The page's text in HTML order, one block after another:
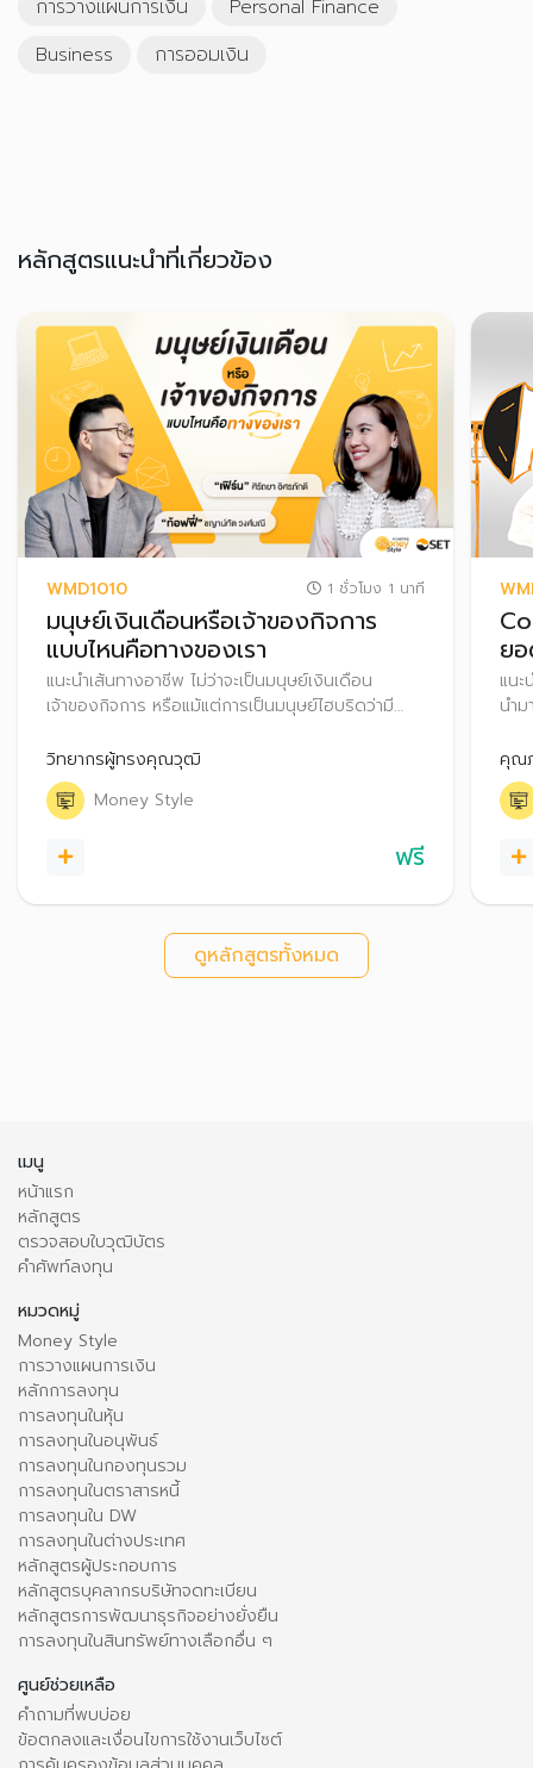
การวางแผนการเงิน
Personal Finance
Business
การออมเงิน
หลักสูตรแนะนำที่เกี่ยวข้อง
WMD1010 1 ชั่วโมง 1 นาที
มนุษย์เงินเดือนหรือเจ้าของกิจการ
แบบไหนคือทางของเรา
แนะนำเส้นทางอาชีพ ไม่ว่าจะเป็นมนุษย์เงินเดือน
เจ้าของกิจการ หรือแม้แต่การเป็นมนุษย์ไฮบริดว่ามี
แนะนำเทคนิควางแผนการเงิน สำหรับทุกเส้นทางอาชีพ
วิทยากรผู้ทรงคุณวุฒิ
Money Style
ฟรี
ย
แน
นำ
รา
ต่า
สำ
คุณ
ดูหลักสูตรทั้งหมด
เมนู
หน้าแรก
หลักสูตร
ตรวจสอบใบวุฒิบัตร
คำศัพท์ลงทุน
หมวดหมู่
Money Style
การวางแผนการเงิน
หลักการลงทุน
การลงทุนในหุ้น
การลงทุนในอนุพันธ์
การลงทุนในกองทุนรวม
การลงทุนในตราสารหนี้
การลงทุนใน DW
การลงทุนในต่างประเทศ
หลักสูตรผู้ประกอบการ
หลักสูตรบุคลากรบริษัทจดทะเบียน
หลักสูตรการพัฒนาธุรกิจอย่างยั่งยืน
การลงทุนในสินทรัพย์ทางเลือกอื่น ๆ
ศูนย์ช่วยเหลือ
คำถามที่พบบ่อย
ข้อตกลงและเงื่อนไขการใช้งานเว็บไซต์